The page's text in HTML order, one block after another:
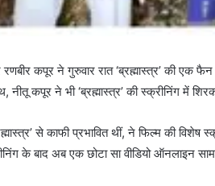
कपूर ने गुरुवार रात ‘ब्रह्मास्त्र’ की एक
नीतू कपूर ने भी ‘ब्रह्मास्त्र’ की स्क्रीनिंग में
से काफी प्रभावित थीं, ने फिल्म की
के बाद अब एक छोटा सा वीडियो ऑनलाइन